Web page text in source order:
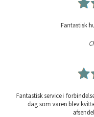
Fantastisk
Fantastisk service i
dag som varen blev